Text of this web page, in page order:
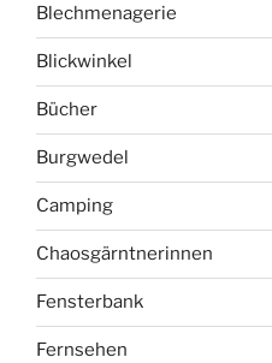
Blechmenagerie
Blickwinkel
Bücher
Burgwedel
Camping
Chaosgärntnerinnen
Fensterbank
Fernsehen